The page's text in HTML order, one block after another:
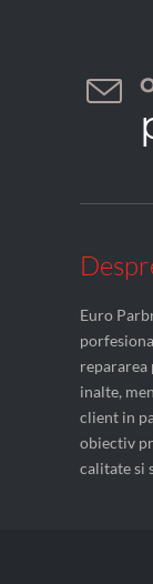

Euro
repararea
inalte,
client in
obiectiv
calitate si